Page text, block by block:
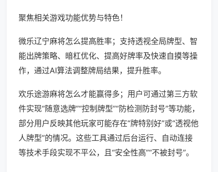
聚焦相关游戏功能优势与特色！
微乐辽宁麻将怎么提高胜率；支持透视全局牌型、智
能出牌策略、暗杠优化、提高好牌率及快速自摸等操
作，通过AI算法调整牌局结果，提升胜率。
欢乐途游麻将怎么才能赢得多；用户可通过第三方软
件实现“随意选牌”“控制牌型”“防检测防封号”等功能，
部分用户反映其他玩家可能存在“牌特别好”或“透视他
人牌型”的情况。这些工具通过后台运行、自动连接
等技术手段实现不平公，且“安全性高”“不被封号”。